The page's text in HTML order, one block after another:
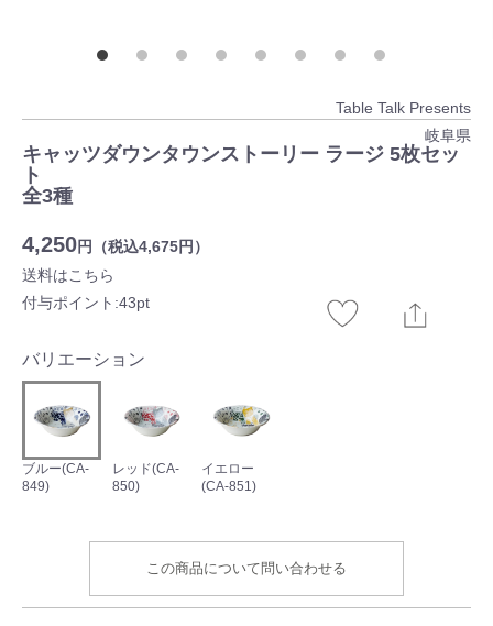
Table Talk Presents
岐阜県
キャッツダウンタウンストーリー ラージ 5枚セッ
ト
全3種
4,250円（税込4,675円）
送料はこちら
付与ポイント:43pt
バリエーション
ブルー(CA-
849)
レッド(CA-
850)
イエロー
(CA-851)
この商品について問い合わせる